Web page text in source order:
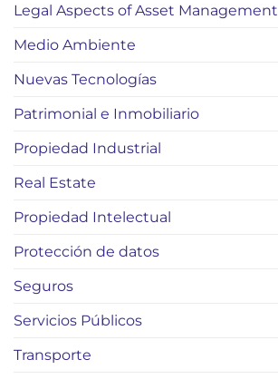
Legal Aspects of Asset Management
Medio Ambiente
Nuevas Tecnologías
Patrimonial e Inmobiliario
Propiedad Industrial
Real Estate
Propiedad Intelectual
Protección de datos
Seguros
Servicios Públicos
Transporte